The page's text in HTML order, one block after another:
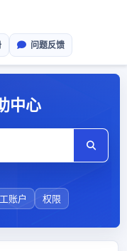
问题反馈
中心
账户 权限